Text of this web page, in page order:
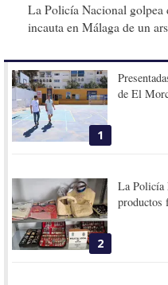
La Policía Nacional golpea
incauta en Málaga de un
1
de El
2
La Policía
productos